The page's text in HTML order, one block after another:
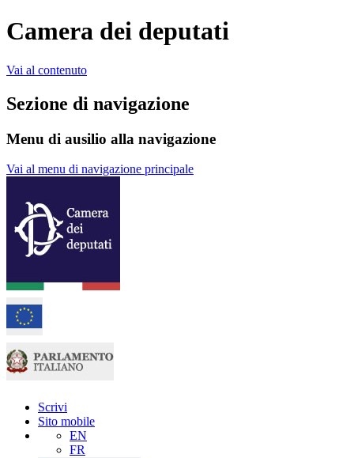
Camera dei deputati
Vai al contenuto
Sezione di navigazione
Menu di ausilio alla navigazione
Vai al menu di navigazione principale
Scrivi
Sito mobile
EN
FR